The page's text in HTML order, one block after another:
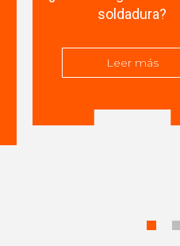
soldadura?
Leer más